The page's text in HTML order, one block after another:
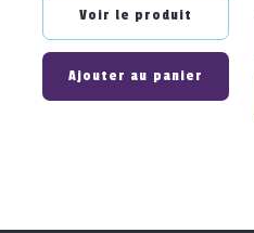
Voir le produit
Ajouter au panier